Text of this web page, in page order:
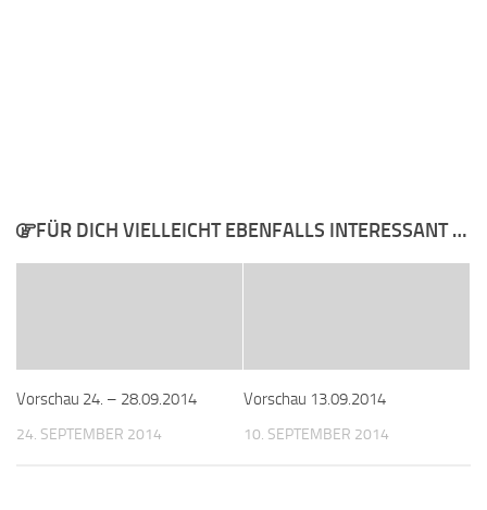
FÜR DICH VIELLEICHT EBENFALLS INTERESSANT …
Vorschau 24. – 28.09.2014
24. SEPTEMBER 2014
Vorschau 13.09.2014
10. SEPTEMBER 2014